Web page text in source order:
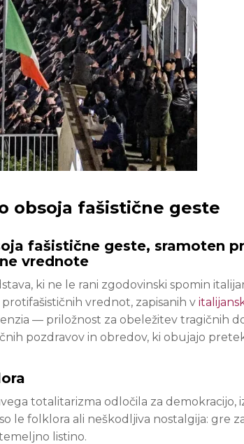
obsoja fašistične geste
fašistične geste, sramoten
vrednote
ki ne le rani zgodovinski spomin
vrednot, zapisanih v
— priložnost za obeležitev tragičnih
pozdravov in obredov, ki obujajo
totalitarizma odločila za demokracijo,
le folklora ali neškodljiva nostalgija: gre
listino.